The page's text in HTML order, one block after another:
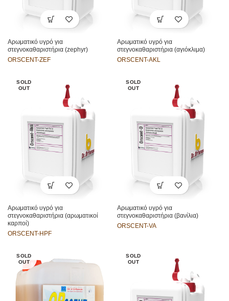
Αρωματικό υγρό για
στεγνοκαθαριστήρια (zephyr)
ORSCENT-ZEF
Αρωματικό υγρό για
στεγνοκαθαριστήρια (αγιόκλιμα)
ORSCENT-AKL
SOLD
OUT
Αρωματικό υγρό για
στεγνοκαθαριστήρια (αρωματικοί
καρποί)
ORSCENT-HPF
SOLD
OUT
Αρωματικό υγρό για
στεγνοκαθαριστήρια (βανίλια)
ORSCENT-VA
SOLD
OUT
SOLD
OUT